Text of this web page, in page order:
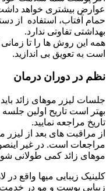
عوارض بیشتری خواهد
حمام آفتاب، استفاده از
بهداشتی تفاوتی ندارد.
همه این روش ها را تا
است به تعویق بی اندازید.
نظم در دوران درمان
جلسات لیزر موهای زائد
بهتر است تاریح اولین جلسه
تاریخ مراجعه نمایید.
از مراقبت های بعد از
مراجعات است. در غیر
موهای زائد کمی طولانی
کلینیک زیبایی میها واقع
زیبایی پوست و مو در